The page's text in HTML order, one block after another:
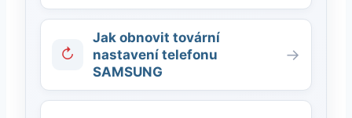
↻
Jak obnovit tovární
nastavení telefonu
SAMSUNG
→